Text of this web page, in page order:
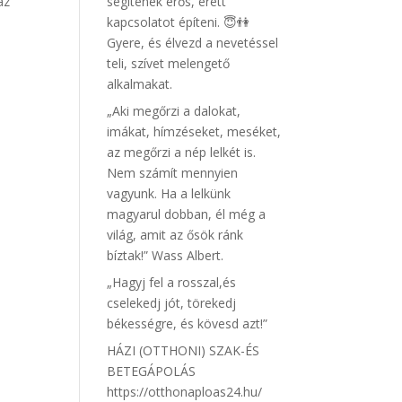
kapcsolatot építeni. 😇👫
Gyere, és élvezd a nevetéssel
teli, szívet melengető
alkalmakat.
„Aki megőrzi a dalokat,
imákat, hímzéseket, meséket,
az megőrzi a nép lelkét is.
Nem számít mennyien
vagyunk. Ha a lelkünk
magyarul dobban, él még a
világ, amit az ősök ránk
bíztak!” Wass Albert.
„Hagyj fel a rosszal,és
cselekedj jót, törekedj
békességre, és kövesd azt!”
HÁZI (OTTHONI) SZAK-ÉS
BETEGÁPOLÁS
https://otthonaploas24.hu/